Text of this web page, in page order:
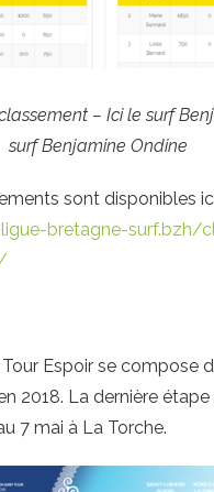
– Ici le surf
surf Benjamine Ondine
sont disponibles
bretagne-surf.bzh/
Espoir se compose
2018. La dernière étape
7 mai à La Torche.